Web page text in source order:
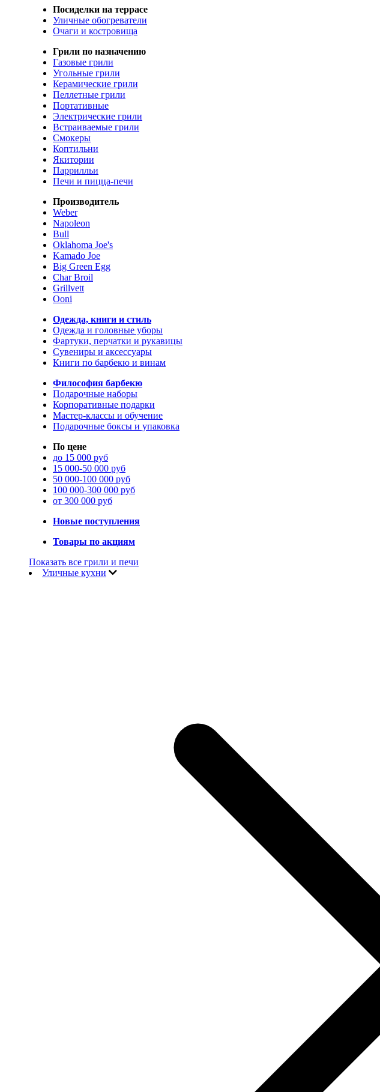
Посиделки на террасе
Уличные обогреватели
Очаги и костровища
Грили по назначению
Газовые грили
Угольные грили
Керамические грили
Пеллетные грили
Портативные
Электрические грили
Встраиваемые грили
Смокеры
Коптильни
Якитории
Паррилльи
Печи и пицца-печи
Производитель
Weber
Napoleon
Bull
Oklahoma Joe's
Kamado Joe
Big Green Egg
Char Broil
Grillvett
Ooni
Одежда, книги и стиль
Одежда и головные уборы
Фартуки, перчатки и рукавицы
Сувениры и аксессуары
Книги по барбекю и винам
Философия барбекю
Подарочные наборы
Корпоративные подарки
Мастер-классы и обучение
Подарочные боксы и упаковка
По цене
до 15 000 руб
15 000-50 000 руб
50 000-100 000 руб
100 000-300 000 руб
от 300 000 руб
Новые поступления
Товары по акциям
Показать все грили и печи
Уличные кухни